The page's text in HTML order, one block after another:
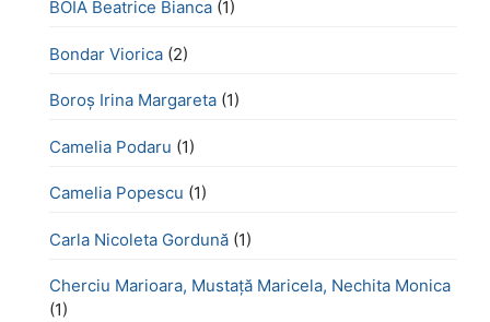
BOIA Beatrice Bianca (1)
Bondar Viorica (2)
Boroş Irina Margareta (1)
Camelia Podaru (1)
Camelia Popescu (1)
Carla Nicoleta Gordună (1)
Cherciu Marioara, Mustață Maricela, Nechita Monica
(1)